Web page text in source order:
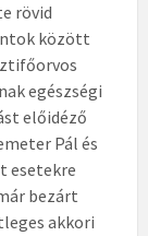
rövid
között
egészségi
előidéző
Pál és
esetekre
bezárt
akkori